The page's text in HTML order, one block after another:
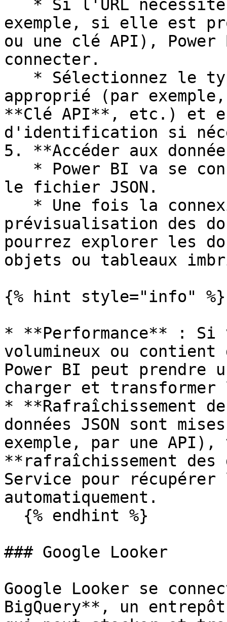
exemple, si elle est
ou une clé API), Power
connecter.
approprié (par
**Clé API**, etc.) et
d'identification si
5. **Accéder aux
le fichier JSON.
prévisualisation des
pourrez explorer les
objets ou tableaux
{% hint style="info" %}
* **Performance** : Si
volumineux ou
Power BI peut prendre
charger et transformer
* **Rafraîchissement
données JSON sont
exemple, par une API),
**rafraîchissement des
Service pour récupérer
automatiquement.
### Google Looker
Google Looker se
BigQuery**, un entrepôt